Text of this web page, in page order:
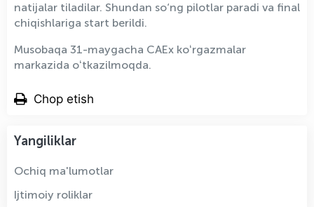
natijalar tiladilar. Shundan so‘ng pilotlar paradi va final
chiqishlariga start berildi.
Musobaqa 31-maygacha CAEx koʻrgazmalar
markazida oʻtkazilmoqda.
Chop etish
Yangiliklar
Ochiq ma'lumotlar
Ijtimoiy roliklar